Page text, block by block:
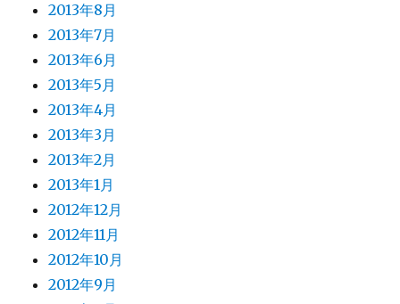
2013年8月
2013年7月
2013年6月
2013年5月
2013年4月
2013年3月
2013年2月
2013年1月
2012年12月
2012年11月
2012年10月
2012年9月